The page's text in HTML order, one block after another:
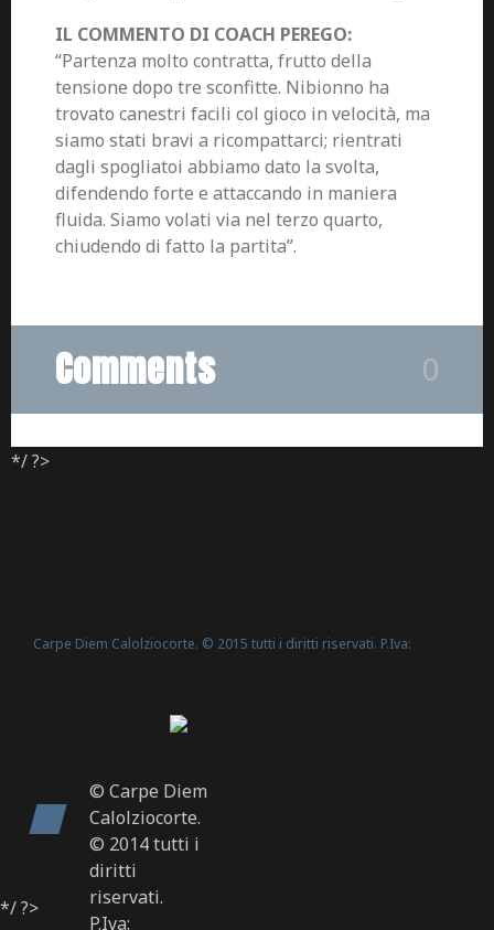
IL COMMENTO DI COACH PEREGO:
“Partenza molto contratta, frutto della
tensione dopo tre sconfitte. Nibionno ha
trovato canestri facili col gioco in velocità, ma
siamo stati bravi a ricompattarci; rientrati
dagli spogliatoi abbiamo dato la svolta,
difendendo forte e attaccando in maniera
fluida. Siamo volati via nel terzo quarto,
chiudendo di fatto la partita”.
Comments 0
*/ ?>
Carpe Diem Calolziocorte. © 2015 tutti i diritti riservati. P.Iva:
© Carpe Diem
Calolziocorte.
© 2014 tutti i
diritti
riservati.
P.Iva:
*/ ?>